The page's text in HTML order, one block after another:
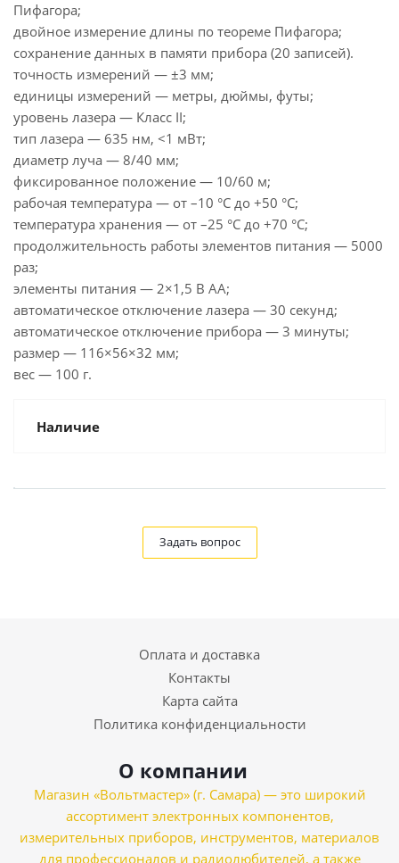
Пифагора;
двойное измерение длины по теореме Пифагора;
сохранение данных в памяти прибора (20 записей).
точность измерений — ±3 мм;
единицы измерений — метры, дюймы, футы;
уровень лазера — Класс II;
тип лазера — 635 нм, <1 мВт;
диаметр луча — 8/40 мм;
фиксированное положение — 10/60 м;
рабочая температура — от –10 °С до +50 °С;
температура хранения — от –25 °С до +70 °С;
продолжительность работы элементов питания — 5000
раз;
элементы питания — 2×1,5 В АА;
автоматическое отключение лазера — 30 секунд;
автоматическое отключение прибора — 3 минуты;
размер — 116×56×32 мм;
вес — 100 г.
Наличие
Задать вопрос
Оплата и доставка
Контакты
Карта сайта
Политика конфиденциальности
О компании
Магазин «Вольтмастер» (г. Самара) — это широкий
ассортимент электронных компонентов,
измерительных приборов, инструментов, материалов
для профессионалов и радиолюбителей, а также